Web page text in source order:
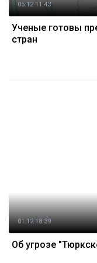
05.12 11:43
Ученые готовы
стран
01.12 18:39
Об угрозе